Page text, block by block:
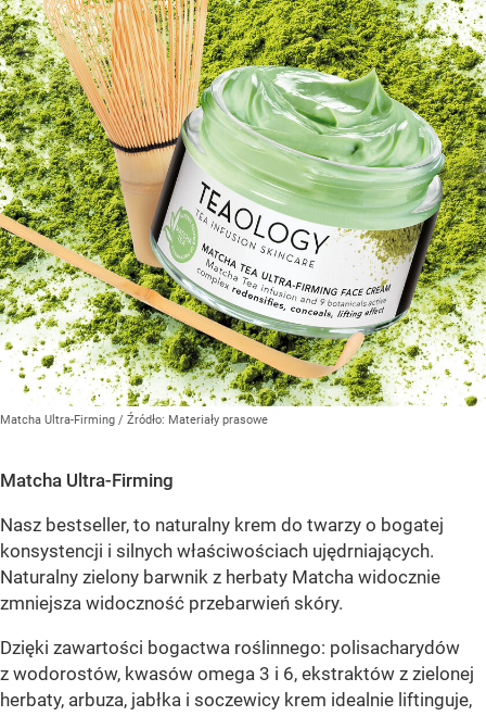
Matcha Ultra-Firming / Źródło: Materiały prasowe
Matcha Ultra-Firming
Nasz bestseller, to naturalny krem do twarzy o bogatej
konsystencji i silnych właściwościach ujędrniających.
Naturalny zielony barwnik z herbaty Matcha widocznie
zmniejsza widoczność przebarwień skóry.
Dzięki zawartości bogactwa roślinnego: polisacharydów
z wodorostów, kwasów omega 3 i 6, ekstraktów z zielonej
herbaty, arbuza, jabłka i soczewicy krem idealnie liftinguje,